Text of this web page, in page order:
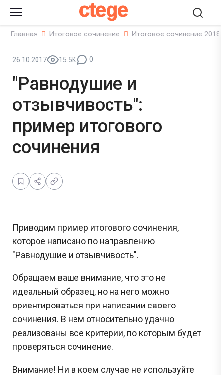
ctege
Главная Итоговое сочинение Итоговое сочинение 2018
26.10.2017 15.5K 0
"Равнодушие и
отзывчивость":
пример итогового
сочинения
Приводим пример итогового сочинения,
которое написано по направлению
"Равнодушие и отзывчивость".
Обращаем ваше внимание, что это не
идеальный образец, но на него можно
ориентироваться при написании своего
сочинения. В нем относительно удачно
реализованы все критерии, по которым будет
проверяться сочинение.
Внимание! Ни в коем случае не используйте